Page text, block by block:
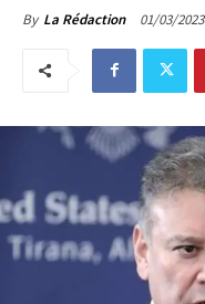
By La Rédaction 01/03/2023